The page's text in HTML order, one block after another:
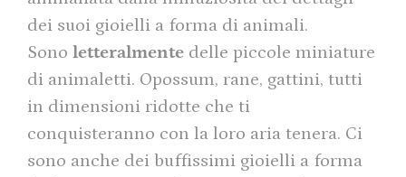
dei suoi gioielli a forma di animali.
Sono letteralmente delle piccole miniature
di animaletti. Opossum, rane, gattini, tutti
in dimensioni ridotte che ti
conquisteranno con la loro aria tenera. Ci
sono anche dei buffissimi gioielli a forma